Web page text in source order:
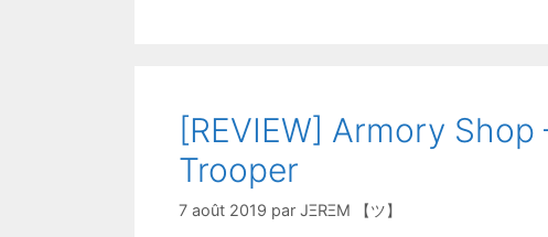
[REVIEW] Armory
Trooper
7 août 2019 par JΞRΞM 【ツ】